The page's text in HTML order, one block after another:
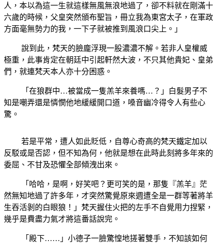
人，本以為這一生就這樣無風無浪地過了，卻不料就在剛滿十
六歲的時候，父皇突然頒布聖旨，冊立我為東宮太子，在軍政
方面毫無勢力的我，一下子就被推到風浪口尖上。」
說到此，梵天的臉龐浮現一股濃濃不解。若非人皇權威
極重，此事肯定在朝廷中引起軒然大波，不只其他貴妃、皇弟
們，就連梵天本人亦十分困惑。
「在狼群中…被當成一隻羔羊來養嗎…？」白髮男子不
知是嘲弄還是憐憫他地緩緩開口道，嗓音幽冷得令人有些心
驚。
若是平常，遭人如此貶低，自尊心奇高的梵天鐵定加以
反駁或是否認，但不知為何，他就是想在此時此刻將多年來的
委屈、不甘及恐懼全部傾洩出來。
「哈哈，是啊，好笑吧？更可笑的是，那隻『羔羊』茫
然無知地過了許多年，才突然驚覺原來週遭全是一群等著將羊
生吞活剝的白眼狼！」梵天握住火把的左手不自覺用力捏緊，
幾乎是費盡力氣才將這番話說完。
「殿下……」小德子一臉驚惶地搓著雙手，不知該如何